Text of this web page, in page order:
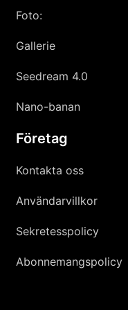
Foto:
Gallerie
Seedream 4.0
Nano-banan
Företag
Kontakta oss
Användarvillkor
Sekretesspolicy
Abonnemangspolicy